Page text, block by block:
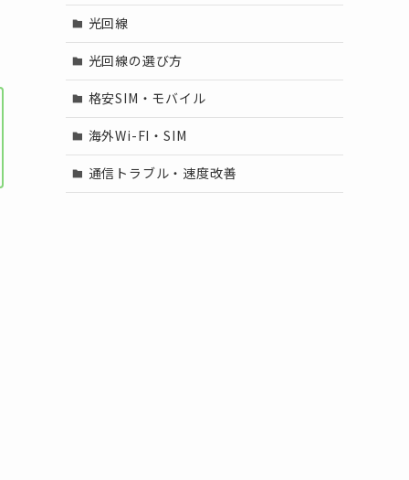
光回線
光回線の選び方
格安SIM・モバイル
海外Wi-FI・SIM
通信トラブル・速度改善